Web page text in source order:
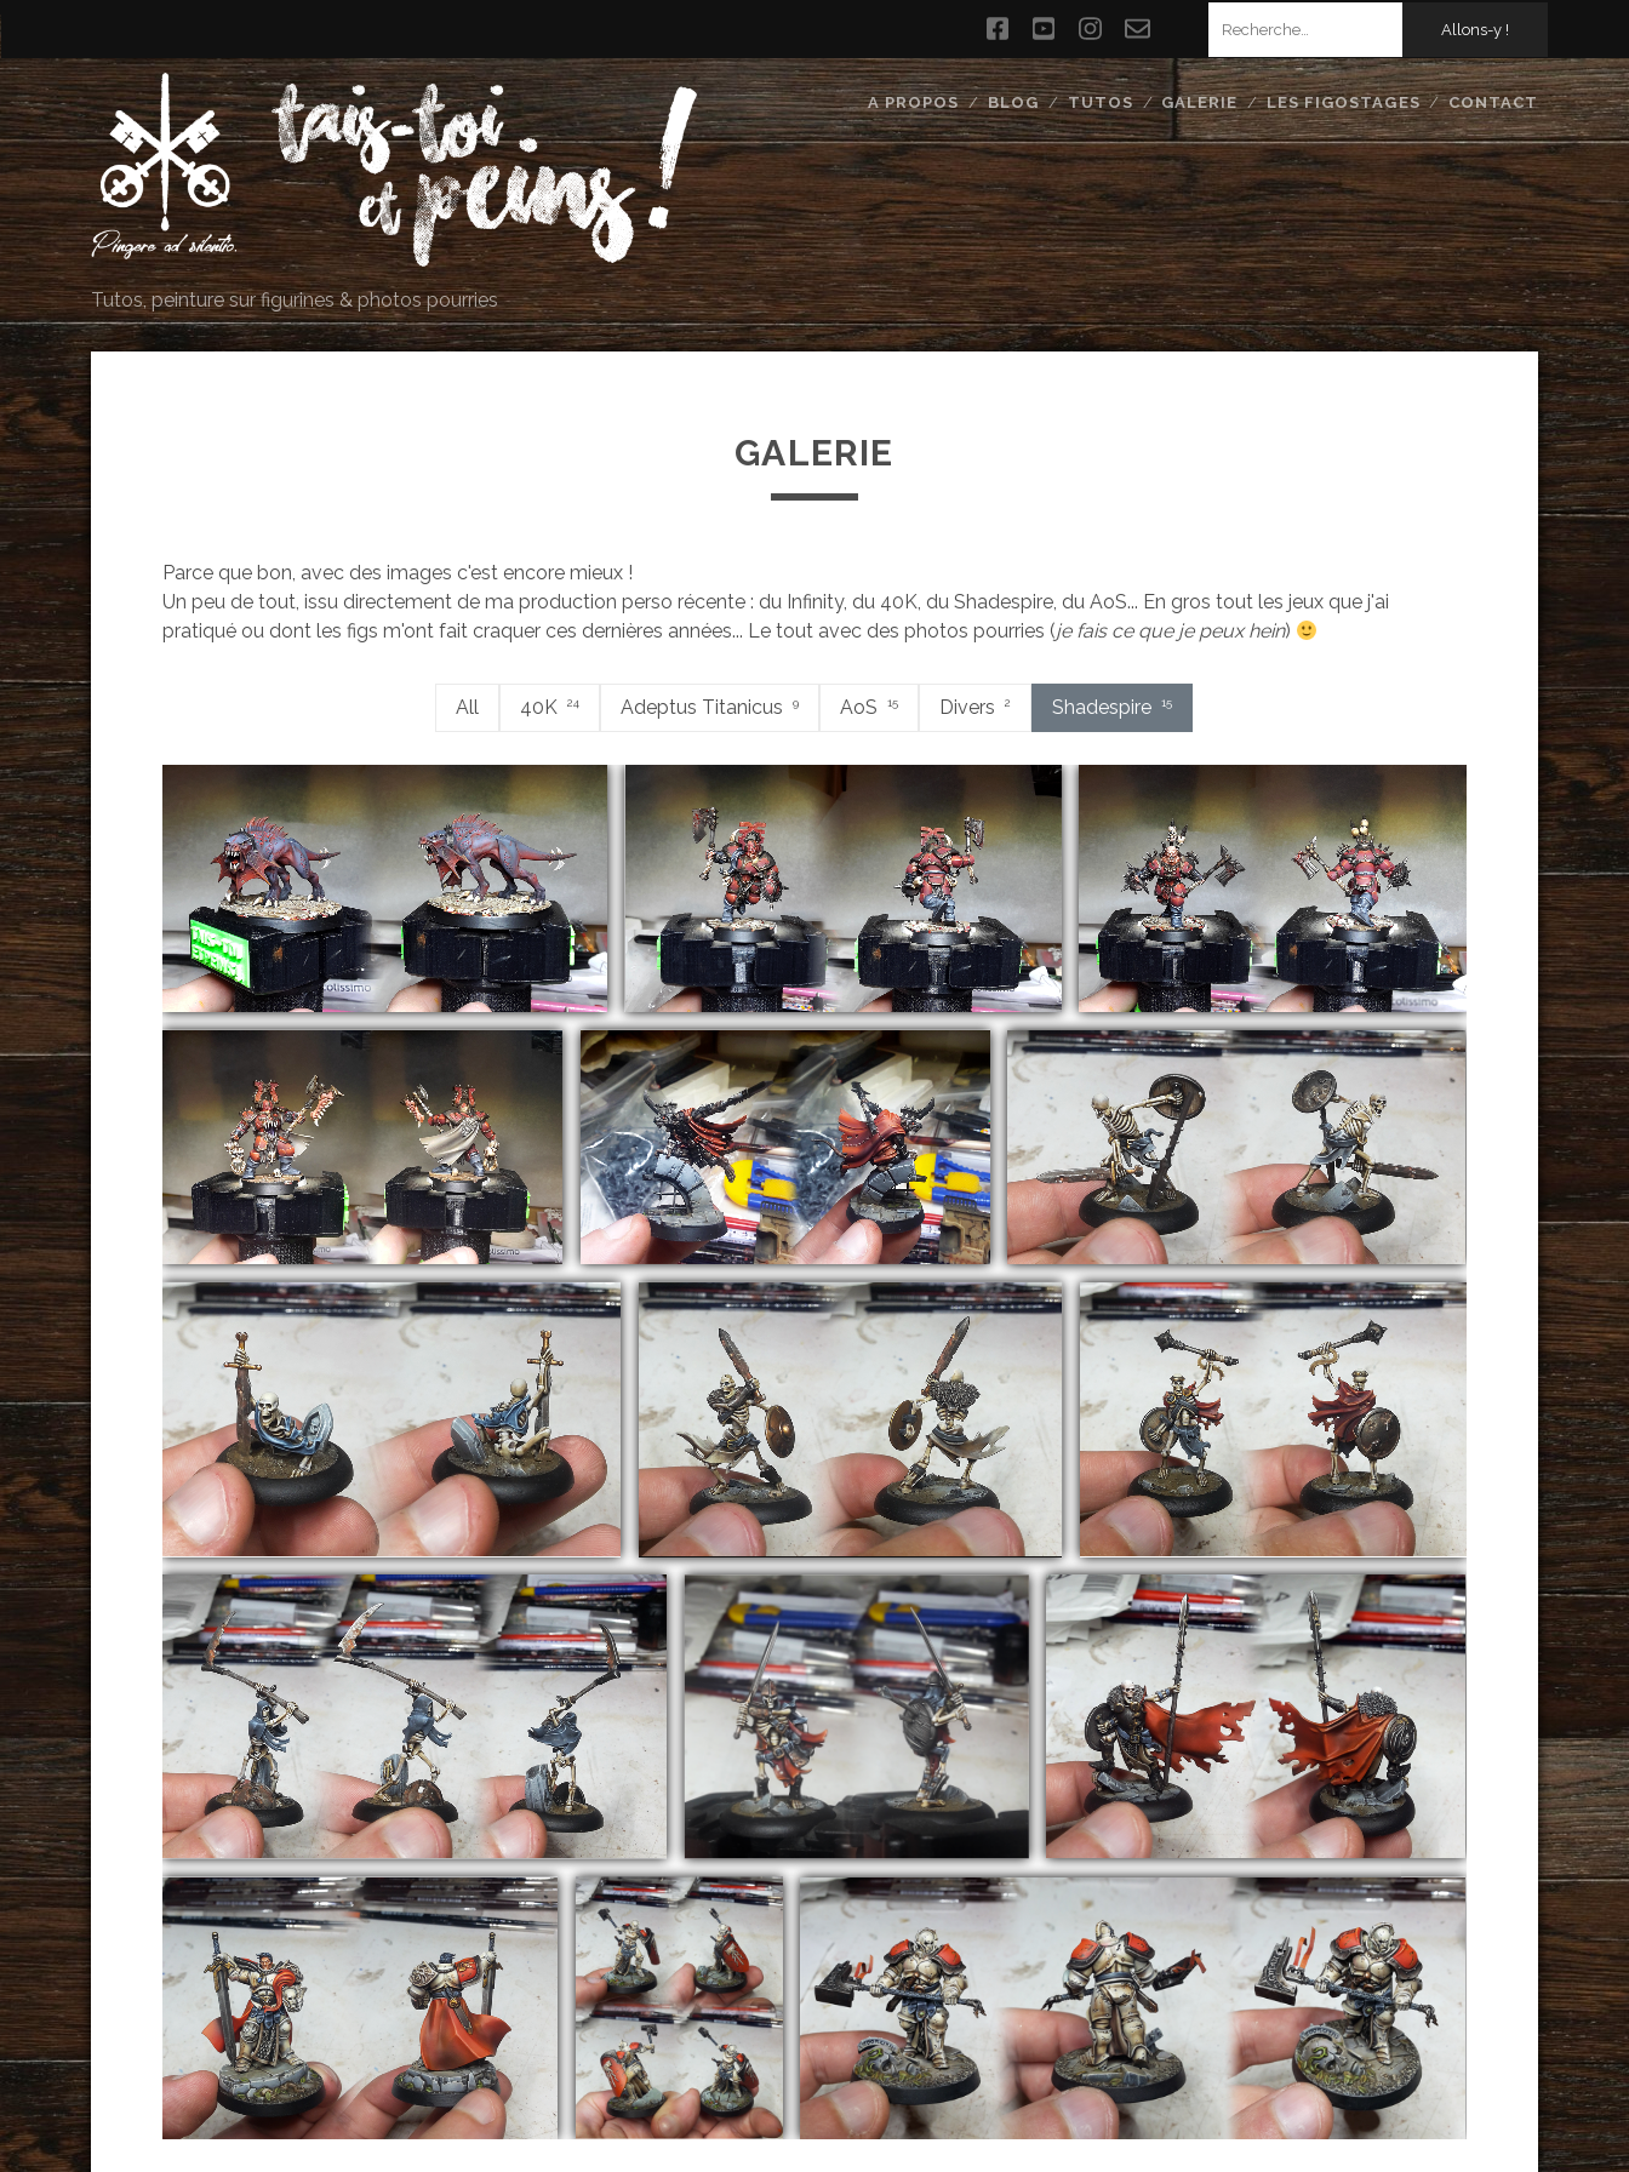
facebookyoutubeinstagramFormulaire
de
contact
Tutos, peinture sur figurines & photos pourries
A PROPOS BLOG TUTOS GALERIE LES FIGOSTAGES CONTACT
GALERIE
Parce que bon, avec des images c'est encore mieux !
Un peu de tout, issu directement de ma production perso récente : du Infinity, du 40K, du Shadespire, du AoS... En gros tout les jeux que j'ai
pratiqué ou dont les figs m'ont fait craquer ces dernières années... Le tout avec des photos pourries (je fais ce que je peux hein)
All 40K 24 Adeptus Titanicus 9 AoS 15 Divers 2 Shadespire 15
Warhammer Underworlds :
Shadespire – Riptooth
AoS
Warhammer Underworlds :
ShadeSpire – Zharkus
AoS
Warhammer Underworlds
: ShadeSpire – Ghartok
Warhammer Underworlds :
ShadeSpire – Magore
Warhammer Underworlds :
ShadeSpire – Skritch
AoS
Warhammer Underworlds :
ShadeSpire – Petitioner 3
AoS
Warhammer Underworlds :
ShadeSpire – Petitioner 2
AoS
Warhammer Underworlds :
ShadeSpire – Petitioner 1
AoS
Warhammer Underworlds
: ShadeSpire – Prince of
Dust
AoS
Warhammer Underworlds :
ShadeSpire – Reaper
AoS
Warhammer
Underworlds :
ShadeSpire –
Champion
AoS
Warhammer Underworlds :
ShadeSpire – Warden
AoS